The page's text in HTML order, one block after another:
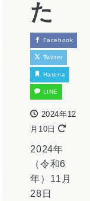
た
Facebook
Twitter
Hatena
LINE
2024年12
月10日
2024年
（令和6
年）11月
28日